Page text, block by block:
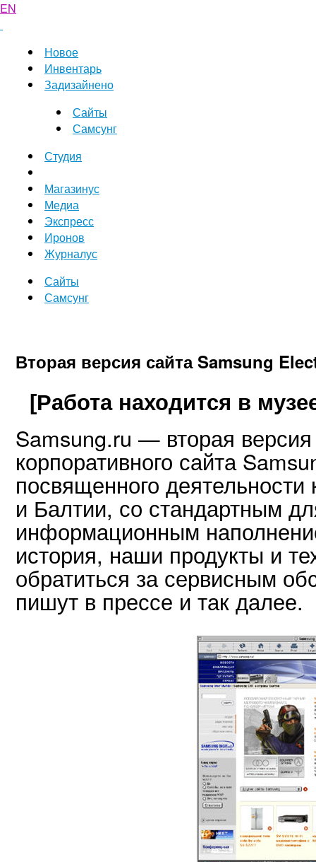
EN
Новое
Инвентарь
Задизайнено
Сайты
Самсунг
Студия
Магазинус
Медиа
Экспресс
Иронов
Журналус
Сайты
Самсунг
Вторая версия сайта Samsung
[Работа находится в
Samsung.ru — вторая
корпоративного сайта
посвященного
и Балтии, со стандартным
информационным
история, наши продукты и
обратиться за сервисным
пишут в прессе и так далее.